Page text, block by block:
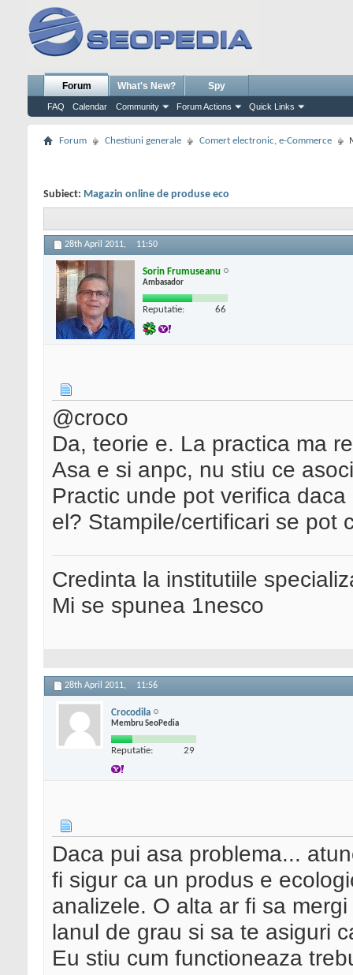
Forum
FAQ Calendar Community Forum Actions Quick Links
What's New? Spy
Forum Chestiuni generale Comert electronic, e-Commerce
Subiect: Magazin online de produse eco
28th April 2011, 11:50
Sorin Frumuseanu
Ambasador
Reputatie: 66
@croco
Da, teorie e. La practica ma
Asa e si anpc, nu stiu ce
Practic unde pot verifica
el? Stampile/certificari se pot
Credinta la institutiile
Mi se spunea 1nesco
28th April 2011, 11:56
Crocodila
Membru SeoPedia
Reputatie: 29
Daca pui asa problema...
fi sigur ca un produs e
analizele. O alta ar fi sa
lanul de grau si sa te asiguri
Eu stiu cum functioneaza